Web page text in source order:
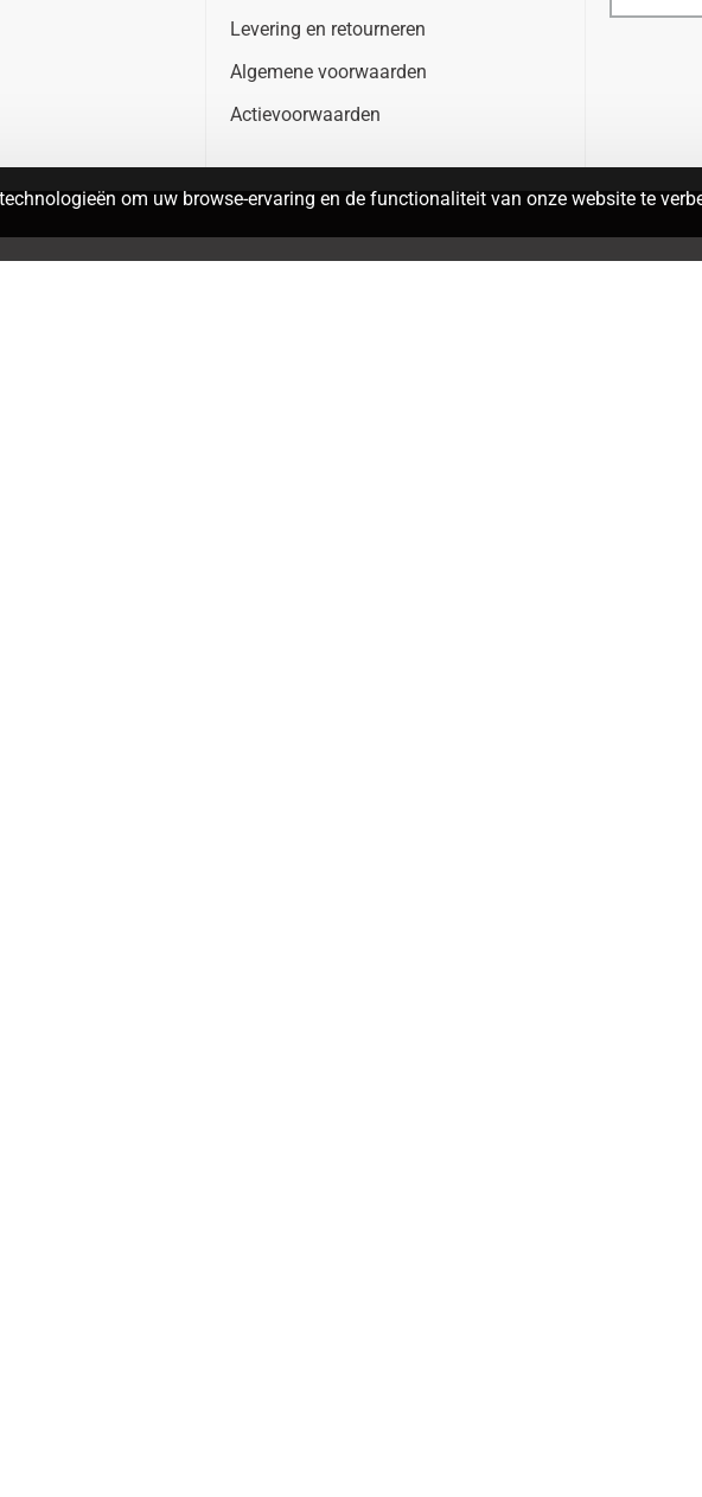
om uw browse-ervaring en de functionaliteit van onze website te
Levering en retourneren
Algemene voorwaarden
Actievoorwaarden